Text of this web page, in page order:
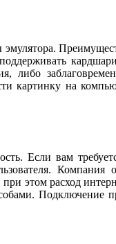
либо
картинку на
Если вам
Компания
этом расход
Подключение